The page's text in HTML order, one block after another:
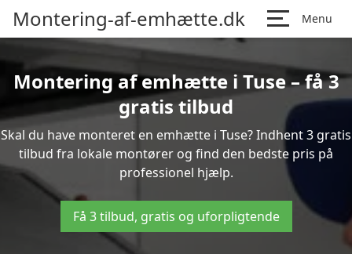
Montering-af-emhætte.dk Menu
Montering af emhætte i Tuse – få 3
gratis tilbud
Skal du have monteret en emhætte i Tuse? Indhent 3 gratis
tilbud fra lokale montører og find den bedste pris på
professionel hjælp.
Få 3 tilbud, gratis og uforpligtende